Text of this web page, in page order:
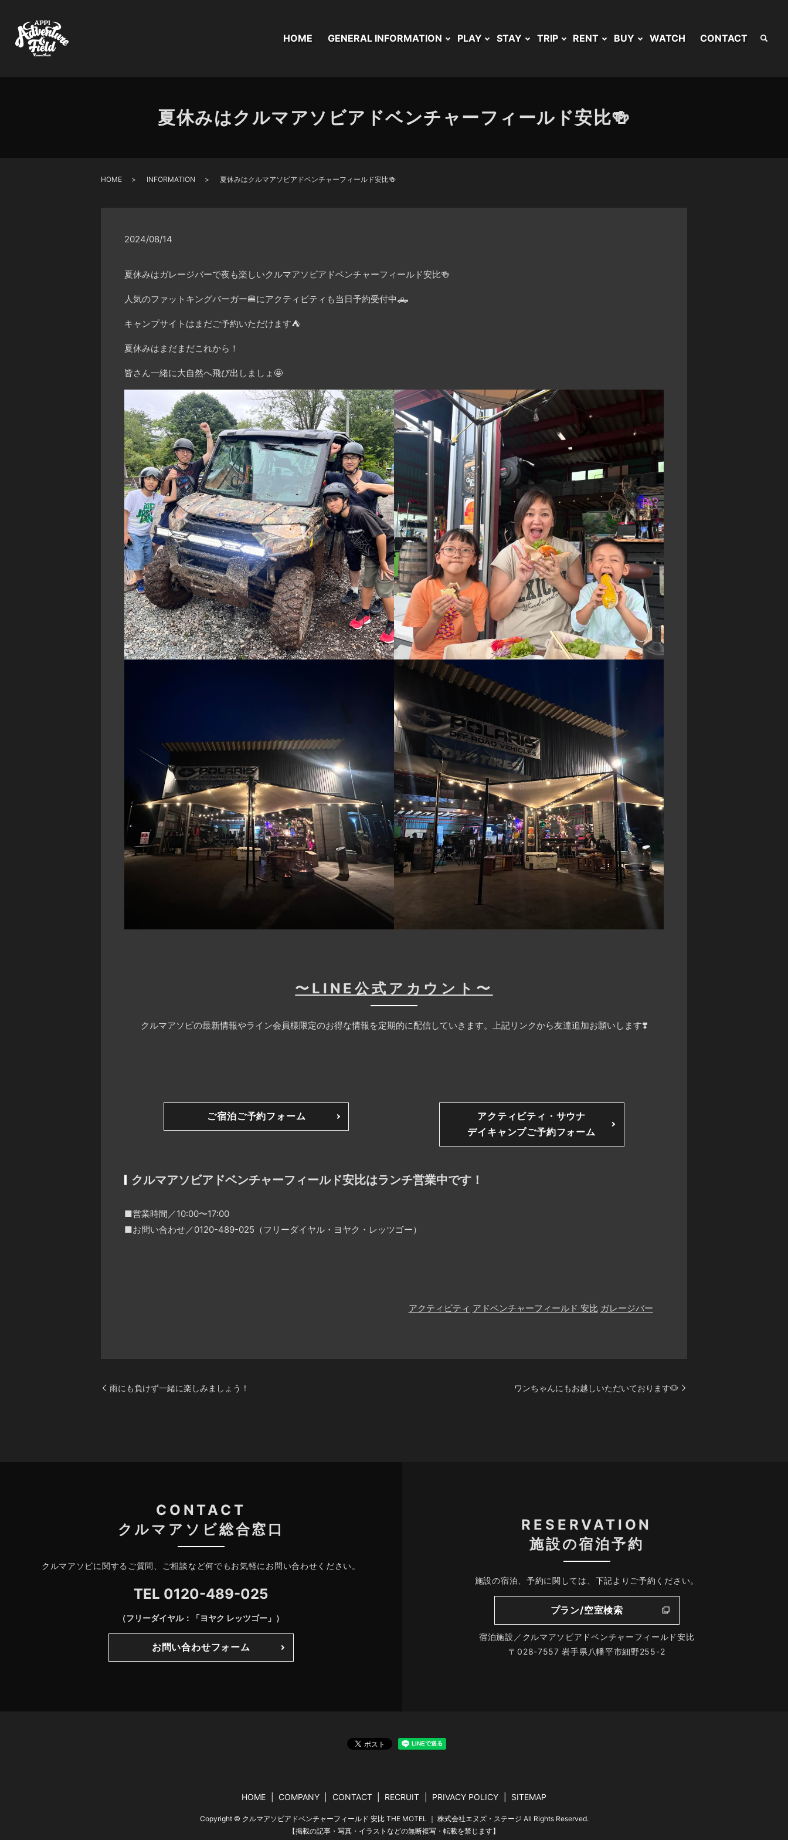
HOME GENERAL INFORMATION PLAY STAY TRIP RENT BUY WATCH CONTACT
夏休みはクルマアソビアドベンチャーフィールド安比🍻
HOME INFORMATION 夏休みはクルマアソビアドベンチャーフィールド安比🍻
2024/08/14
夏休みはガレージバーで夜も楽しいクルマアソビアドベンチャーフィールド安比🍻
人気のファットキングバーガー🍔にアクティビティも当日予約受付中🛻
キャンプサイトはまだご予約いただけます⛺️
夏休みはまだまだこれから！
皆さん一緒に大自然へ飛び出しましょ🤩
〜LINE公式アカウント〜
クルマアソビの最新情報やライン会員様限定のお得な情報を定期的に配信していきます。上記リンクから友達追加お願いします❣️
ご宿泊ご予約フォーム
アクティビティ・サウナ
デイキャンプご予約フォーム
クルマアソビアドベンチャーフィールド安比はランチ営業中です！
■営業時間／10:00〜17:00
■お問い合わせ／0120-489-025（フリーダイヤル・ヨヤク・レッツゴー）
アクティビティ アドベンチャーフィールド 安比 ガレージバー
雨にも負けず一緒に楽しみましょう！ ワンちゃんにもお越しいただいております🐶
CONTACT
クルマアソビ総合窓口
クルマアソビに関するご質問、ご相談など何でもお気軽にお問い合わせください。
TEL 0120-489-025
（フリーダイヤル：「ヨヤク レッツゴー」）
お問い合わせフォーム
RESERVATION
施設の宿泊予約
施設の宿泊、予約に関しては、下記よりご予約ください。
プラン/空室検索
宿泊施設／クルマアソビアドベンチャーフィールド安比
〒028-7557 岩手県八幡平市細野255-2
HOME COMPANY CONTACT RECRUIT PRIVACY POLICY SITEMAP
Copyright © クルマアソビアドベンチャーフィールド 安比 THE MOTEL ｜ 株式会社エヌズ・ステージ All Rights Reserved.
【掲載の記事・写真・イラストなどの無断複写・転載を禁じます】